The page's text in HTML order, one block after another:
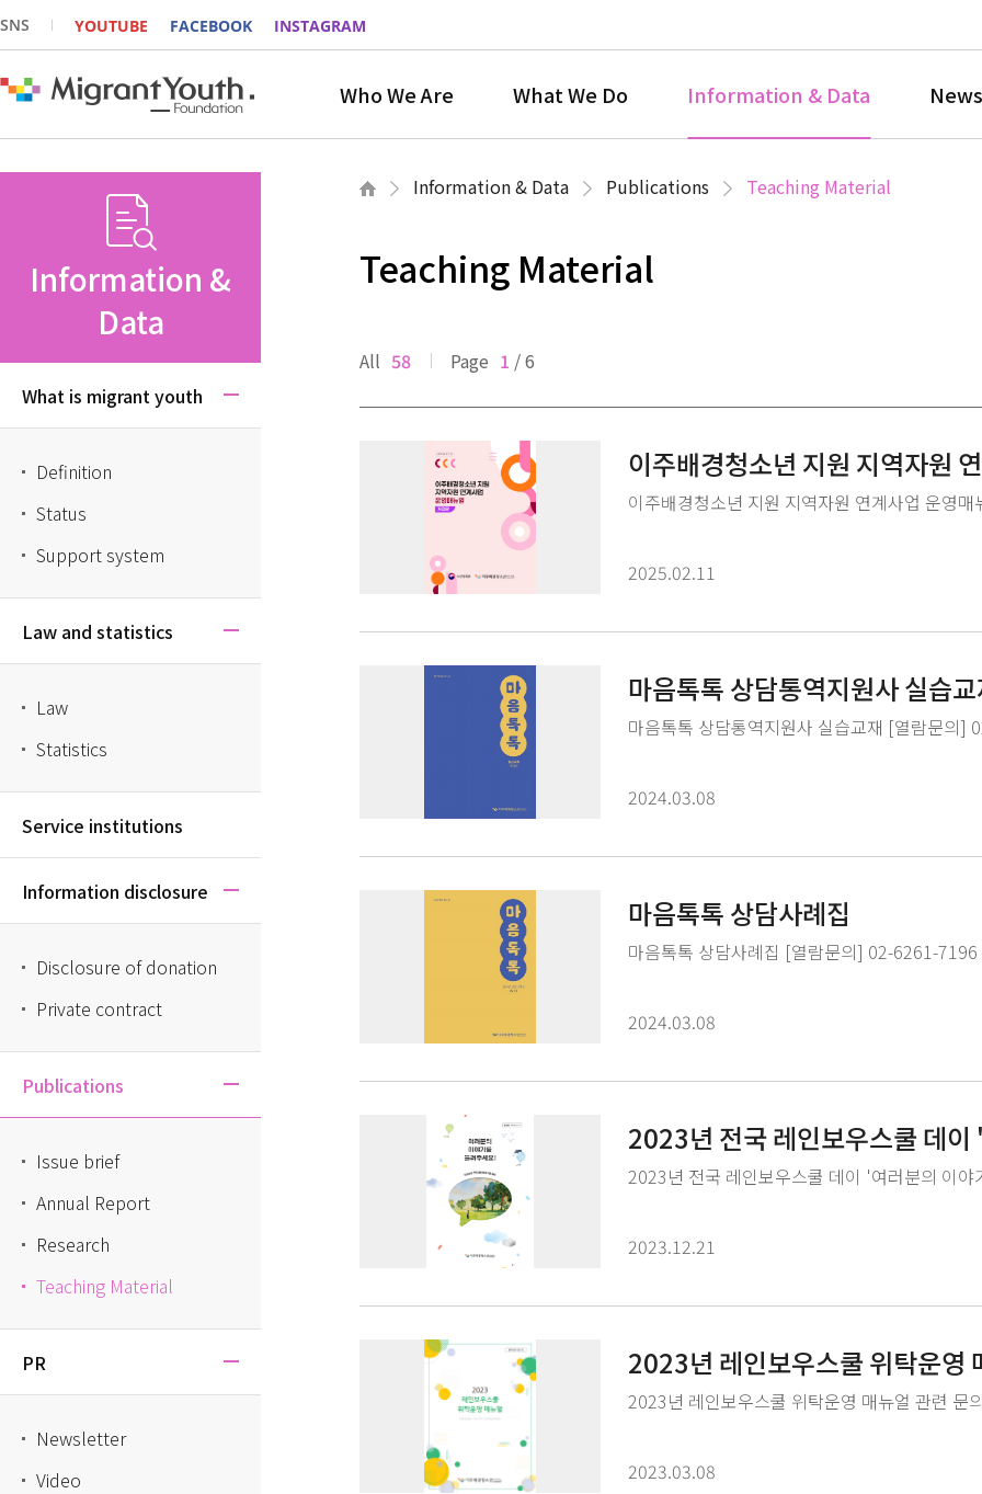
SNS YOUTUBE FACEBOOK INSTAGRAM
Who We Are What We Do Information & Data
Information & Data Publications Teaching Material
Information &
Data
What is migrant youth
Definition
Status
Support system
Law and statistics
Law
Statistics
Service institutions
Information disclosure
Disclosure of donation
Private contract
Publications
Issue brief
Annual Report
Research
Teaching Material
PR
Newsletter
Video
Teaching Material
All 58 Page 1 /6
이주배경청소년 지원 지역자원
이주배경청소년 지원 지역자원 연계사업 운영매
2025.02.11
마음톡톡 상담통역지원사 실습교
마음톡톡 상담통역지원사 실습교재 [열람문의]
2024.03.08
마음톡톡 상담사례집
마음톡톡 상담사례집 [열람문의] 02-6261-7196
2024.03.08
2023년 전국 레인보우스쿨 데
요!'
2023년 전국 레인보우스쿨 데이 '여러분의 이야
2023.12.21
2023년 레인보우스쿨 위탁운영
2023년 레인보우스쿨 위탁운영 매뉴얼 관련 문
2023.03.08